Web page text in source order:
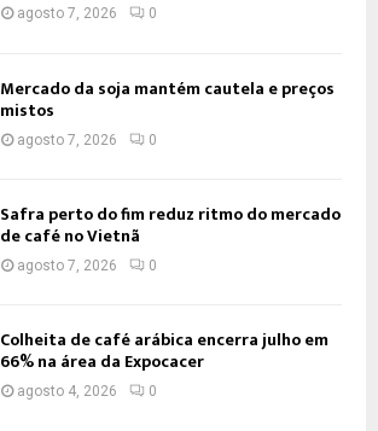
agosto 7, 2026 0
Mercado da soja mantém cautela e preços
mistos
agosto 7, 2026 0
Safra perto do fim reduz ritmo do mercado
de café no Vietnã
agosto 7, 2026 0
Colheita de café arábica encerra julho em
66% na área da Expocacer
agosto 4, 2026 0